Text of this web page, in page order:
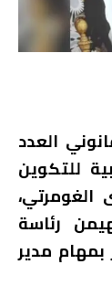
العدد
للتكوين
الغومرتي،
رئاسة
بمهام مدير